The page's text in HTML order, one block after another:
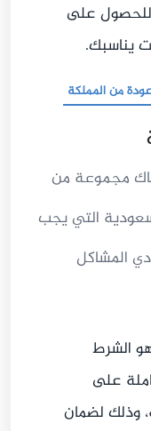
للحصول على
يناسبك.
من المملكة
مجموعة من
التي يجب
المشاكل
الشرط
على
وذلك لضمان